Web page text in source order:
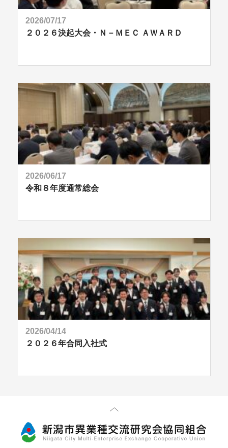
2026/07/17
２０２６決起大会・Ｎ－ＭＥＣ ＡＷＡＲＤ
2026/06/17
令和８年度通常総会
2026/04/14
２０２６年合同入社式